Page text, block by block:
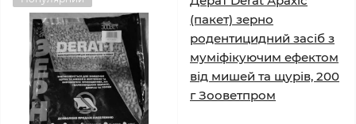
(пакет) зерно
родентицидний засіб з
муміфікуючим ефектом
від мишей та щурів, 200
г Зооветпром